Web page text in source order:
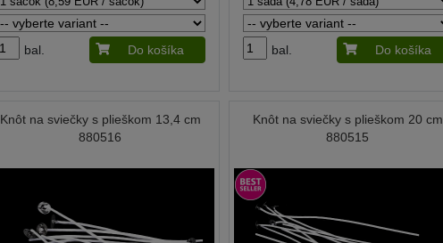
bal. Do košíka bal. Do košíka
Knôt na sviečky s plieškom 13,4 cm
880516
Knôt na sviečky s plieškom 20 cm
880515